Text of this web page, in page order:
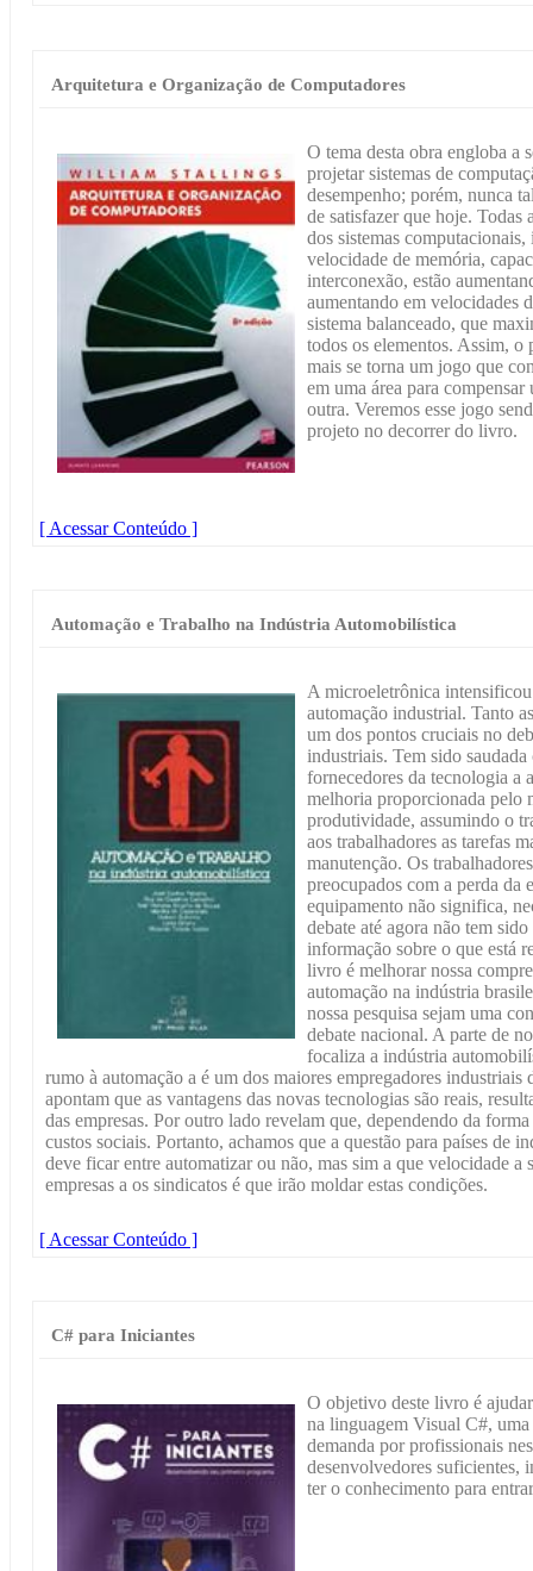
Arquitetura e Organização de Computadores
O tema desta obra engloba a
projetar sistemas de
desempenho; porém, nunca
de satisfazer que hoje. Todas
dos sistemas
velocidade de memória,
interconexão, estão
aumentando em velocidades
sistema balanceado, que
todos os elementos. Assim,
mais se torna um jogo que
em uma área para
outra. Veremos esse jogo
projeto no decorrer do livro.
[ Acessar Conteúdo ]
Automação e Trabalho na Indústria Automobilística
A microeletrônica
automação industrial. Tanto
um dos pontos cruciais no
industriais. Tem sido
fornecedores da tecnologia a
melhoria proporcionada pelo
produtividade, assumindo o
aos trabalhadores as tarefas
manutenção. Os
preocupados com a perda da
equipamento não significa,
debate até agora não tem
informação sobre o que está
livro é melhorar nossa
automação na indústria
nossa pesquisa sejam uma
debate nacional. A parte de
focaliza a indústria
rumo à automação a é um dos maiores empregadores industriais
apontam que as vantagens das novas tecnologias são reais,
das empresas. Por outro lado revelam que, dependendo da
custos sociais. Portanto, achamos que a questão para países de
deve ficar entre automatizar ou não, mas sim a que velocidade a
empresas a os sindicatos é que irão moldar estas condições.
[ Acessar Conteúdo ]
C# para Iniciantes
O objetivo deste livro é
na linguagem Visual C#,
demanda por profissionais
desenvolvedores suficientes,
ter o conhecimento para